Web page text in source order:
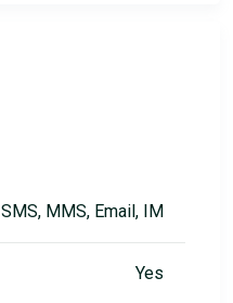
SMS, MMS, Email, IM
Yes